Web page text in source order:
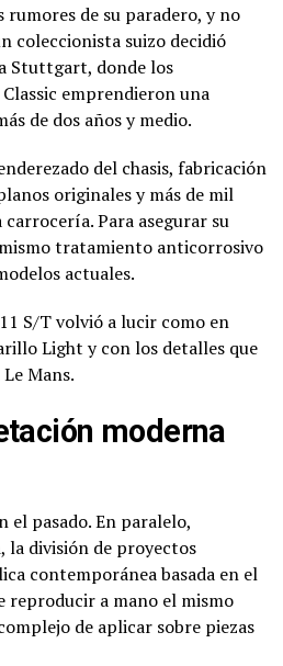
de su paradero, y no
coleccionista suizo decidió
Stuttgart, donde los
emprendieron una
de dos años y medio.
del chasis, fabricación
originales y más de mil
carrocería. Para asegurar su
tratamiento anticorrosivo
actuales.
S/T volvió a lucir como en
Light y con los detalles que
Mans.
moderna
pasado. En paralelo,
, la división de proyectos
contemporánea basada en el
reproducir a mano el mismo
de aplicar sobre piezas